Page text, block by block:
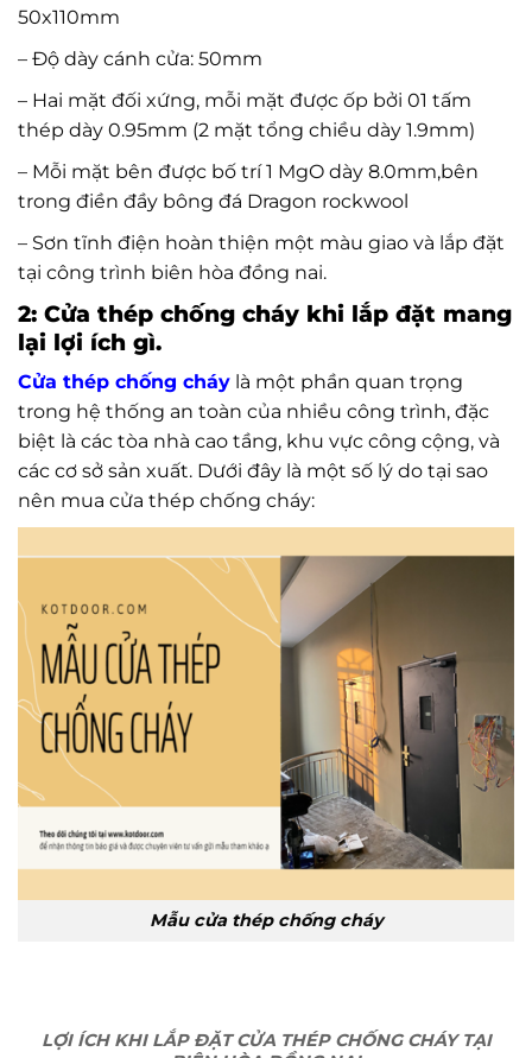
50x110mm
– Độ dày cánh cửa: 50mm
– Hai mặt đối xứng, mỗi mặt được ốp bởi 01 tấm
thép dày 0.95mm (2 mặt tổng chiều dày 1.9mm)
– Mỗi mặt bên được bố trí 1 MgO dày 8.0mm,bên
trong điền đầy bông đá Dragon rockwool
– Sơn tĩnh điện hoàn thiện một màu giao và lắp đặt
tại công trình biên hòa đồng nai.
2: Cửa thép chống cháy khi lắp đặt mang
lại lợi ích gì.
Cửa thép chống cháy là một phần quan trọng
trong hệ thống an toàn của nhiều công trình, đặc
biệt là các tòa nhà cao tầng, khu vực công cộng, và
các cơ sở sản xuất. Dưới đây là một số lý do tại sao
nên mua cửa thép chống cháy:
Mẫu cửa thép chống cháy
LỢI ÍCH KHI LẮP ĐẶT CỬA THÉP CHỐNG CHÁY TẠI